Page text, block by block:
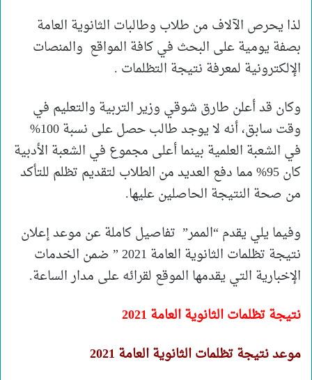
لذا يحرص الآلاف من طلاب وطالبات الثانوية العامة
بصفة يومية على البحث في كافة المواقع والمنصات
الإلكترونية لمعرفة نتيجة التظلمات .
وكان قد أعلن طارق شوقي وزير التربية والتعليم في
وقت سابق، أنه لا يوجد طالب حصل على نسبة 100%
في الشعبة العلمية بينما أعلى مجموع في الشعبة الأدبية
كان 95% مما دفع العديد من الطلاب لتقديم تظلم للتأكد
من صحة النتيجة الحاصلين عليها.
وفيما يلي يقدم “الممر” تفاصيل كاملة عن موعد إعلان
نتيجة تظلمات الثانوية العامة 2021 ” ضمن الخدمات
الإخبارية التي يقدمها الموقع لقرائه على مدار الساعة.
نتيجة تظلمات الثانوية العامة 2021
موعد نتيجة تظلمات الثانوية العامة 2021